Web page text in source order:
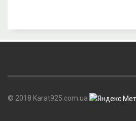
© 2018 Karat925.com.ua